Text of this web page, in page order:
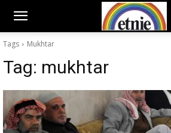
Tags Mukhtar
Tag: mukhtar